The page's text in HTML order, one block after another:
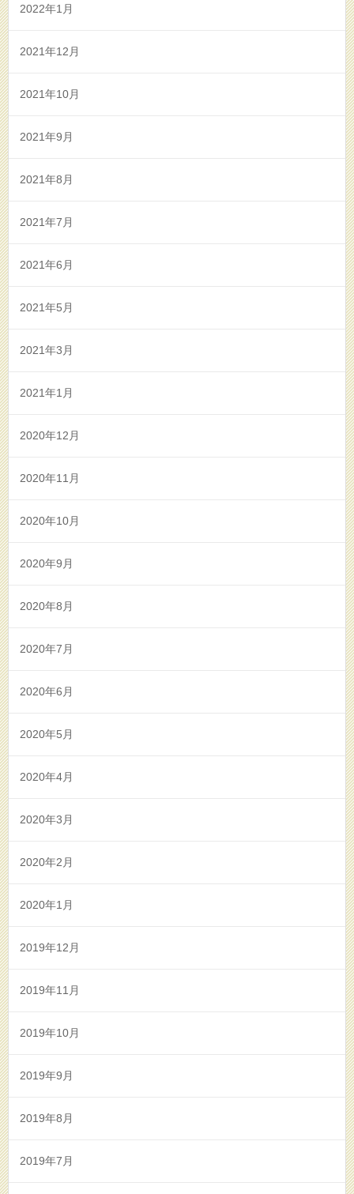
2022年1月
2021年12月
2021年10月
2021年9月
2021年8月
2021年7月
2021年6月
2021年5月
2021年3月
2021年1月
2020年12月
2020年11月
2020年10月
2020年9月
2020年8月
2020年7月
2020年6月
2020年5月
2020年4月
2020年3月
2020年2月
2020年1月
2019年12月
2019年11月
2019年10月
2019年9月
2019年8月
2019年7月